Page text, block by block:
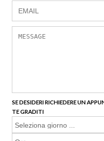
SE DESIDERI RICHIEDERE UN
TE GRADITI